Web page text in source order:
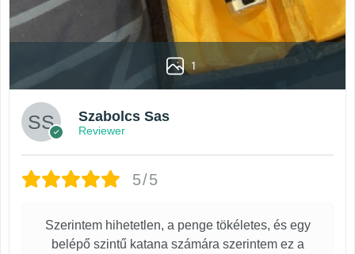
1
Szabolcs Sas
Reviewer
5/5
Szerintem hihetetlen, a penge tökéletes, és egy
belépő szintű katana számára szerintem ez a